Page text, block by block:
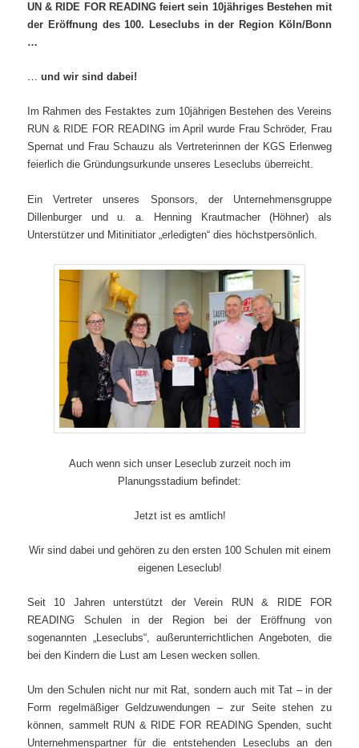
UN & RIDE FOR READING feiert sein 10jähriges Bestehen mit
der Eröffnung des 100. Leseclubs in der Region Köln/Bonn
…
…und wir sind dabei!
Im Rahmen des Festaktes zum 10jährigen Bestehen des Vereins
RUN & RIDE FOR READING im April wurde Frau Schröder, Frau
Spernat und Frau Schauzu als Vertreterinnen der KGS Erlenweg
feierlich die Gründungsurkunde unseres Leseclubs überreicht.
Ein Vertreter unseres Sponsors, der Unternehmensgruppe
Dillenburger und u. a. Henning Krautmacher (Höhner) als
Unterstützer und Mitinitiator „erledigten“ dies höchstpersönlich.
Auch wenn sich unser Leseclub zurzeit noch im
Planungsstadium befindet:
Jetzt ist es amtlich!
Wir sind dabei und gehören zu den ersten 100 Schulen mit einem
eigenen Leseclub!
Seit 10 Jahren unterstützt der Verein RUN & RIDE FOR
READING Schulen in der Region bei der Eröffnung von
sogenannten „Leseclubs“, außerunterrichtlichen Angeboten, die
bei den Kindern die Lust am Lesen wecken sollen.
Um den Schulen nicht nur mit Rat, sondern auch mit Tat – in der
Form regelmäßiger Geldzuwendungen – zur Seite stehen zu
können, sammelt RUN & RIDE FOR READING Spenden, sucht
Unternehmenspartner für die entstehenden Leseclubs an den